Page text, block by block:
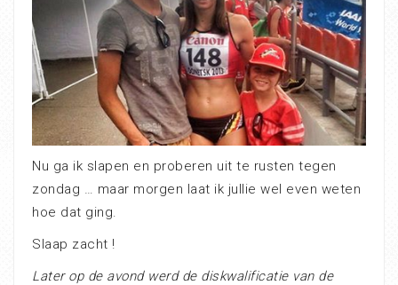
Nu ga ik slapen en proberen uit te rusten tegen
zondag … maar morgen laat ik jullie wel even weten
hoe dat ging.
Slaap zacht !
Later op de avond werd de diskwalificatie van de